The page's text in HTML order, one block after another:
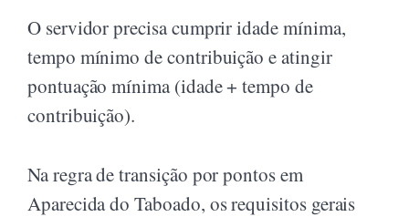
O servidor precisa cumprir idade mínima,
tempo mínimo de contribuição e atingir
pontuação mínima (idade + tempo de
contribuição).
Na regra de transição por pontos em
Aparecida do Taboado, os requisitos gerais